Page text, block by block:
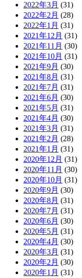
2022年3月 (31)
2022年2月 (28)
2022年1月 (31)
2021年12月 (31)
2021年11月 (30)
2021年10月 (31)
2021年9月 (30)
2021年8月 (31)
2021年7月 (31)
2021年6月 (30)
2021年5月 (31)
2021年4月 (30)
2021年3月 (31)
2021年2月 (28)
2021年1月 (31)
2020年12月 (31)
2020年11月 (30)
2020年10月 (31)
2020年9月 (30)
2020年8月 (31)
2020年7月 (31)
2020年6月 (30)
2020年5月 (31)
2020年4月 (30)
2020年3月 (31)
2020年2月 (30)
2020年1月 (31)